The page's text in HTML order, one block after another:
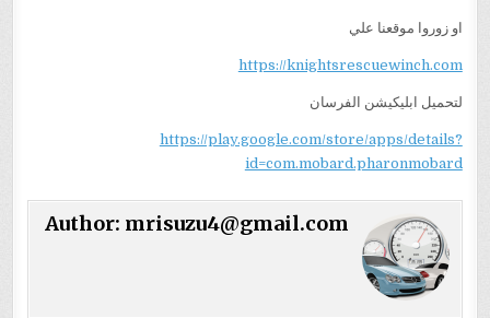
او زوروا موقعنا علي
https://knightsrescuewinch.com
لتحميل ابليكيشن الفرسان
https://play.google.com/store/apps/details?
id=com.mobard.pharonmobard
Author: mrisuzu4@gmail.com